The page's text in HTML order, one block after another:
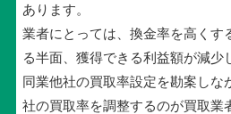
あります。
業者にとっては、換金率を高くす
る半面、獲得できる利益額が減少
同業他社の買取率設定を勘案しな
社の買取率を調整するのが買取業